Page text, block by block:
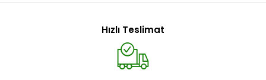
Hızlı Teslimat